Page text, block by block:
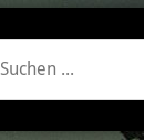
Suche